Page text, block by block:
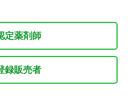
定薬剤師
録販売者